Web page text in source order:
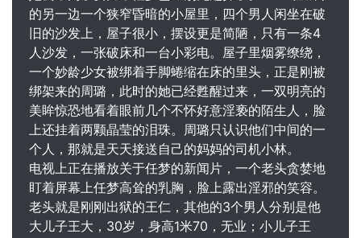
的另一边一个狭窄昏暗的小屋里，四个男人闲坐在破
旧的沙发上，屋子很小，摆设更是简陋，只有一条4
人沙发，一张破床和一台小彩电。屋子里烟雾缭绕，
一个妙龄少女被绑着手脚蜷缩在床的里头，正是刚被
绑架来的周璐，此时的她已经甦醒过来，一双明亮的
美眸惊恐地看着眼前几个不怀好意淫亵的陌生人，脸
上还挂着两颗晶莹的泪珠。周璐只认识他们中间的一
个人，那就是天天接送自己的妈妈的司机小林。
电视上正在播放关于任梦的新闻片，一个老头贪婪地
盯着屏幕上任梦高耸的乳胸，脸上露出淫邪的笑容。
老头就是刚刚出狱的王仁，其他的3个男人分别是他
大儿子王大，30岁，身高1米70，无业；小儿子王